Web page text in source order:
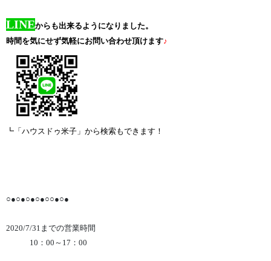
LINEからも出来るようになりました。
時間を気にせず気軽にお問い合わせ頂けます♪
┗「ハウスドゥ米子」から検索もできます！
○●○●○●○●○○●○●
2020/7/31までの営業時間
10：00～17：00